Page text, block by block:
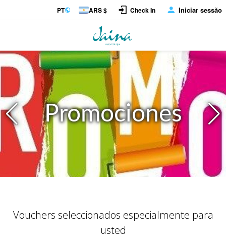
PT ARS $ Check In Iniciar sessão
Promociones
Vouchers seleccionados especialmente para
usted